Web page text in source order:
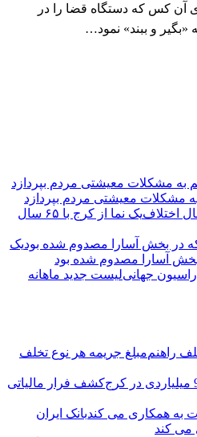
آن کس که دستگاه قضا را در
و ببند» نمود…
مشکلات معیشتی مردم بپردازد
یک نما از کرج با ۶۵ سال
یک
آسارا مصدوم شده بود
لیست جدید ماهانه
مبلغ جریمه هر نوع تخلف
️کشف فرار مالیاتی
بانک ایران
می کند